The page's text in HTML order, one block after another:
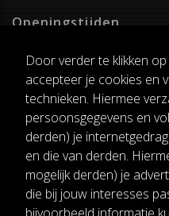
Door verder te klikken
accepteer je cookies en
technieken. Hiermee
persoonsgegevens en
derden) je
en die van derden.
mogelijk derden) je
die bij jouw interesses
Openingstijden
Dinsdag T/M Zaterdag
van 8:00-17:00
Verzenddagen
Dinsdag T/M Vrijdag
Pauze
12:30-13:00